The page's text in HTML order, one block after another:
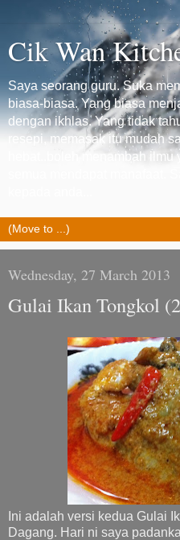
Cik Wan
Saya seorang guru. Suka
biasa-biasa. Yang biasa
dengan ikhlas. Yang tidak
resepi, memasak itu mudah
hebat..boleh menambah ilmu
Wednesday, 27 March 2013
Gulai Ikan Tongkol
Ini adalah versi kedua Gulai
Dagang. Hari ni saya